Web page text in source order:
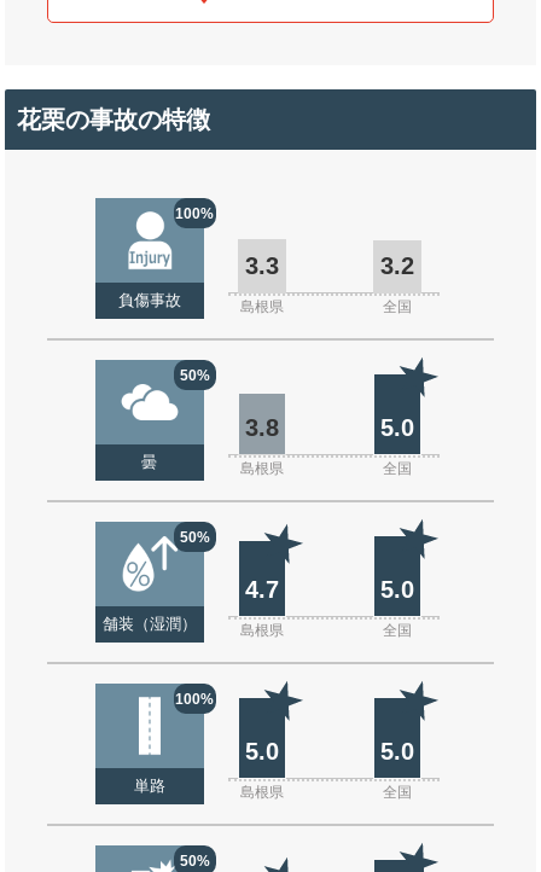
花栗の事故の特徴
100%
負傷事故
3.3 3.2
島根県 全国
50%
曇
3.8 5.0
島根県 全国
50%
舗装（湿潤）
4.7 5.0
島根県 全国
100%
単路
5.0 5.0
島根県 全国
50%